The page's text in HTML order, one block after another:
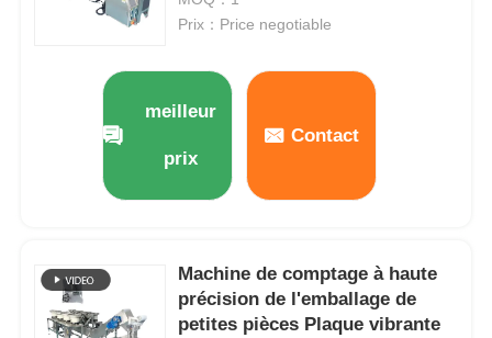
Prix：Price negotiable
meilleur
prix
Contact
Machine de comptage à haute
précision de l'emballage de
petites pièces Plaque vibrante